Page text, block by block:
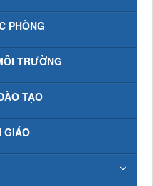
PHÒNG
TRƯỜNG
TẠO
GIÁO